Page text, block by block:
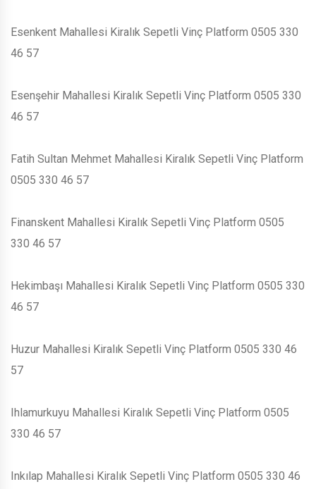
Esenkent Mahallesi Kiralık Sepetli Vinç Platform 0505 330
46 57
Esenşehir Mahallesi Kiralık Sepetli Vinç Platform 0505 330
46 57
Fatih Sultan Mehmet Mahallesi Kiralık Sepetli Vinç Platform
0505 330 46 57
Finanskent Mahallesi Kiralık Sepetli Vinç Platform 0505
330 46 57
Hekimbaşı Mahallesi Kiralık Sepetli Vinç Platform 0505 330
46 57
Huzur Mahallesi Kiralık Sepetli Vinç Platform 0505 330 46
57
Ihlamurkuyu Mahallesi Kiralık Sepetli Vinç Platform 0505
330 46 57
Inkılap Mahallesi Kiralık Sepetli Vinç Platform 0505 330 46